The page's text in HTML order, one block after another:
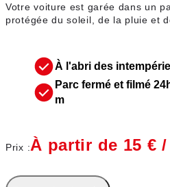
Votre voiture est garée dans un
protégée du soleil, de la pluie et
À l'abri des
Parc fermé et filmé
m
Prix :À partir de 15 €